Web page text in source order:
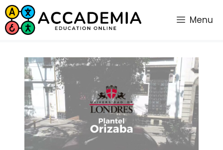
Saltar
al
contenido
Menu